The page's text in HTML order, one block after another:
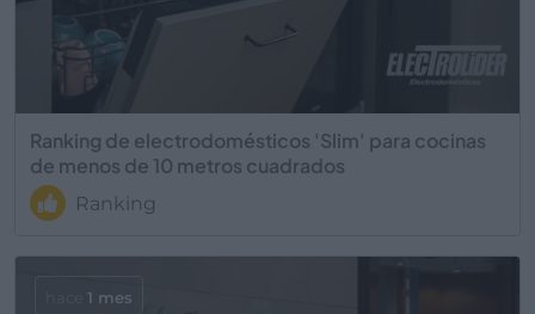
Ranking de electrodomésticos 'Slim' para cocinas
de menos de 10 metros cuadrados
Ranking
1 mes